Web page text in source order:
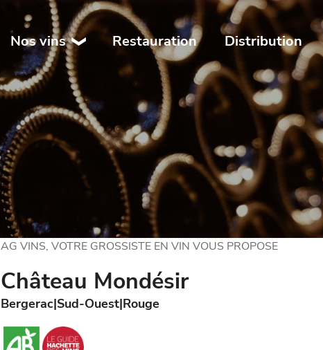
Nos vins Restauration Distribution
AG VINS, VOTRE GROSSISTE EN VIN VOUS PROPOSE
Château Mondésir
Bergerac Sud-Ouest Rouge